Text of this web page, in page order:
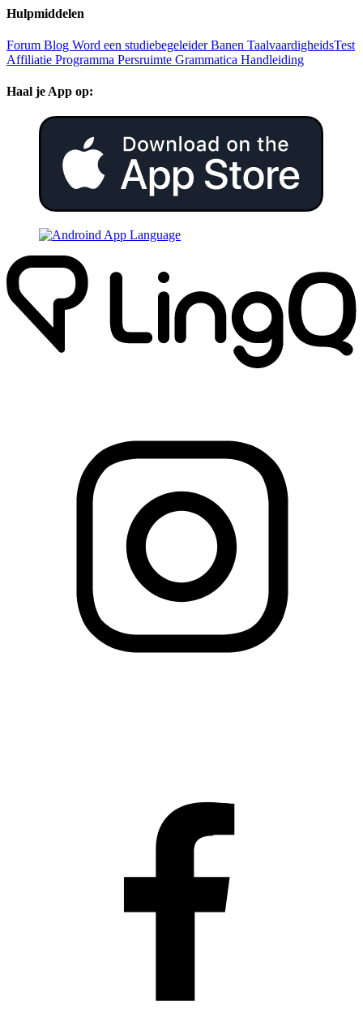
Hulpmiddelen
Forum Blog Word een studiebegeleiderBanen TaalvaardigheidsTest
Affiliatie Programma Persruimte Grammatica Handleiding
Haal je App op: